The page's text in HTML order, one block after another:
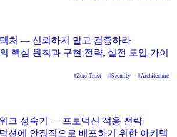
텍처 — 신뢰하지 말고 검증하라
핵심 원칙과 구현 전략, 실전 도입 가이
#Zero Trust #Security #Architecture
크 성숙기 — 프로덕션 적용 전략
션에 안정적으로 배포하기 위한 아키텍